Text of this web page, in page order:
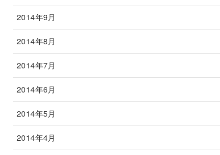
2014年9月
2014年8月
2014年7月
2014年6月
2014年5月
2014年4月